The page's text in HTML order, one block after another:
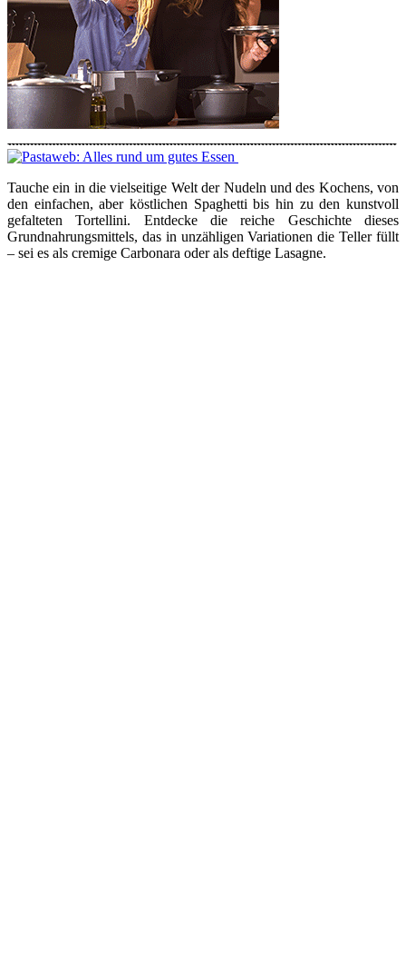
Tauche ein in die vielseitige Welt der Nudeln und des Kochens, von
den einfachen, aber köstlichen Spaghetti bis hin zu den kunstvoll
gefalteten Tortellini. Entdecke die reiche Geschichte dieses
Grundnahrungsmittels, das in unzähligen Variationen die Teller füllt
– sei es als cremige Carbonara oder als deftige Lasagne.